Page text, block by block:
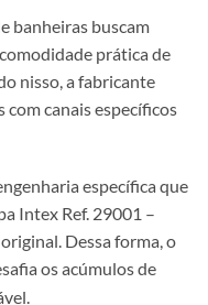
banheiras buscam
prática de
nisso, a fabricante
canais específicos
específica que
Intex Ref. 29001 –
Dessa forma, o
os acúmulos de